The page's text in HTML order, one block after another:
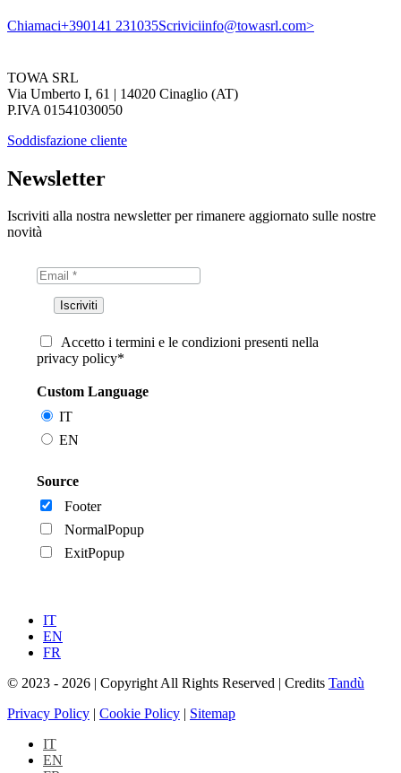
Chiamaci+390141 231035Scriviciinfo@towasrl.com>
TOWA SRL
Via Umberto I, 61 | 14020 Cinaglio (AT)
P.IVA 01541030050
Soddisfazione cliente
Newsletter
Iscriviti alla nostra newsletter per rimanere aggiornato sulle nostre
novità
Accetto i termini e le condizioni presenti nella
privacy policy*
Custom Language
IT
EN
Source
Footer
NormalPopup
ExitPopup
IT
EN
FR
© 2023 - 2026 | Copyright All Rights Reserved | Credits Tandù
Privacy Policy | Cookie Policy | Sitemap
IT
EN